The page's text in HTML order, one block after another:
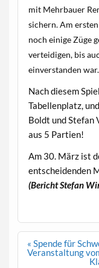
mit Mehrbauer
sichern. Am
noch einige Züge
verteidigen, bis
einverstanden war.
Nach diesem
Tabellenplatz,
Boldt und Stefan
aus 5 Partien!
Am 30. März ist
entscheidenden
(Bericht Stefan
« Spende für
Veranstaltung